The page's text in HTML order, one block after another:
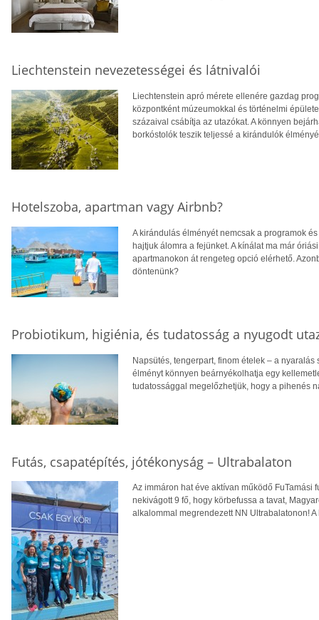
Liechtenstein nevezetességei és látnivalói
Liechtenstein apró mérete ellenére gazdag
központként múzeumokkal és történelmi
százaival csábítja az utazókat. A könnyen
borkóstolók teszik teljessé a kirándulók
Hotelszoba, apartman vagy Airbnb?
A kirándulás élményét nemcsak a programok
hajtjuk álomra a fejünket. A kínálat ma már
apartmanokon át rengeteg opció elérhető.
döntenünk?
Probiotikum, higiénia, és tudatosság a nyugodt
Napsütés, tengerpart, finom ételek – a
élményt könnyen beárnyékolhatja egy
tudatossággal megelőzhetjük, hogy a pihenés
Futás, csapatépítés, jótékonyság – Ultrabalaton
Az immáron hat éve aktívan működő FuTamási
nekivágott 9 fő, hogy körbefussa a tavat,
alkalommal megrendezett NN Ultrabalatonon!